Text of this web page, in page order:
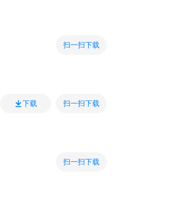
扫一扫下载
下载 扫一扫下载
扫一扫下载